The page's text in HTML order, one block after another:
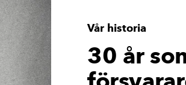
Vår historia
30 år